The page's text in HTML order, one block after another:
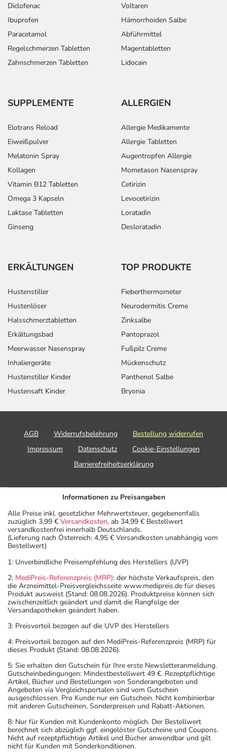
Diclofenac
Ibuprofen
Paracetamol
Regelschmerzen Tabletten
Zahnschmerzen Tabletten
Voltaren
Hämorrhoiden Salbe
Abführmittel
Magentabletten
Lidocain
SUPPLEMENTE
Elotrans Reload
Eiweißpulver
Melatonin Spray
Kollagen
Vitamin B12 Tabletten
Omega 3 Kapseln
Laktase Tabletten
Ginseng
ALLERGIEN
Allergie Medikamente
Allergie Tabletten
Augentropfen Allergie
Mometason Nasenspray
Cetirizin
Levocetirizin
Loratadin
Desloratadin
ERKÄLTUNGEN
Hustenstiller
Hustenlöser
Halsschmerztabletten
Erkältungsbad
Meerwasser Nasenspray
Inhaliergeräte
Hustenstiller Kinder
Hustensaft Kinder
TOP PRODUKTE
Fieberthermometer
Neurodermitis Creme
Zinksalbe
Pantoprazol
Fußpilz Creme
Mückenschutz
Panthenol Salbe
Bryonia
AGB Widerrufsbelehrung
Bestellung widerrufen
Impressum
Datenschutz
Cookie-Einstellungen
Barrierefreiheitserklärung
Informationen zu Preisangaben
Alle Preise inkl. gesetzlicher Mehrwertsteuer, gegebenenfalls
zuzüglich 3,99 € Versandkosten, ab 34,99 € Bestellwert
versandkostenfrei innerhalb Deutschlands.
(Lieferung nach Österreich: 4,95 € Versandkosten unabhängig vom
Bestellwert)
1: Unverbindliche Preisempfehlung des Herstellers (UVP)
2: MediPreis-Referenzpreis (MRP): der höchste Verkaufspreis, den
die Arzneimittel-Preisvergleichsseite www.medipreis.de für dieses
Produkt ausweist (Stand: 08.08.2026). Produktpreise können sich
zwischenzeitlich geändert und damit die Rangfolge der
Versandapotheken geändert haben.
3: Preisvorteil bezogen auf die UVP des Herstellers
4: Preisvorteil bezogen auf den MediPreis-Referenzpreis (MRP) für
dieses Produkt (Stand: 08.08.2026).
5: Sie erhalten den Gutschein für Ihre erste Newsletteranmeldung.
Gutscheinbedingungen: Mindestbestellwert 49 €. Rezeptpflichtige
Artikel, Bücher und Bestellungen von Sonderangeboten und
Angeboten via Vergleichsportalen sind vom Gutschein
ausgeschlossen. Pro Kunde nur ein Gutschein. Nicht kombinierbar
mit anderen Gutscheinen, Sonderpreisen und Rabatt-Aktionen.
8: Nur für Kunden mit Kundenkonto möglich. Der Bestellwert
berechnet sich abzüglich ggf. eingelöster Gutscheine und Coupons.
Nicht auf rezeptpflichtige Artikel und Bücher anwendbar und gilt
nicht für Kunden mit Sonderkonditionen.